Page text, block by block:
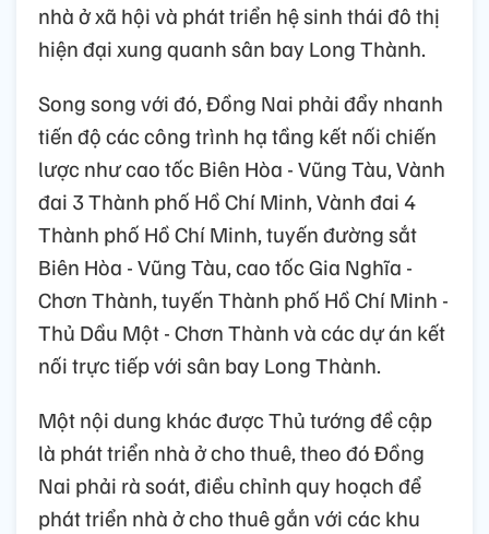
nhà ở xã hội và phát triển hệ sinh thái đô thị
hiện đại xung quanh sân bay Long Thành.
Song song với đó, Đồng Nai phải đẩy nhanh
tiến độ các công trình hạ tầng kết nối chiến
lược như cao tốc Biên Hòa - Vũng Tàu, Vành
đai 3 Thành phố Hồ Chí Minh, Vành đai 4
Thành phố Hồ Chí Minh, tuyến đường sắt
Biên Hòa - Vũng Tàu, cao tốc Gia Nghĩa -
Chơn Thành, tuyến Thành phố Hồ Chí Minh -
Thủ Dầu Một - Chơn Thành và các dự án kết
nối trực tiếp với sân bay Long Thành.
Một nội dung khác được Thủ tướng đề cập
là phát triển nhà ở cho thuê, theo đó Đồng
Nai phải rà soát, điều chỉnh quy hoạch để
phát triển nhà ở cho thuê gắn với các khu